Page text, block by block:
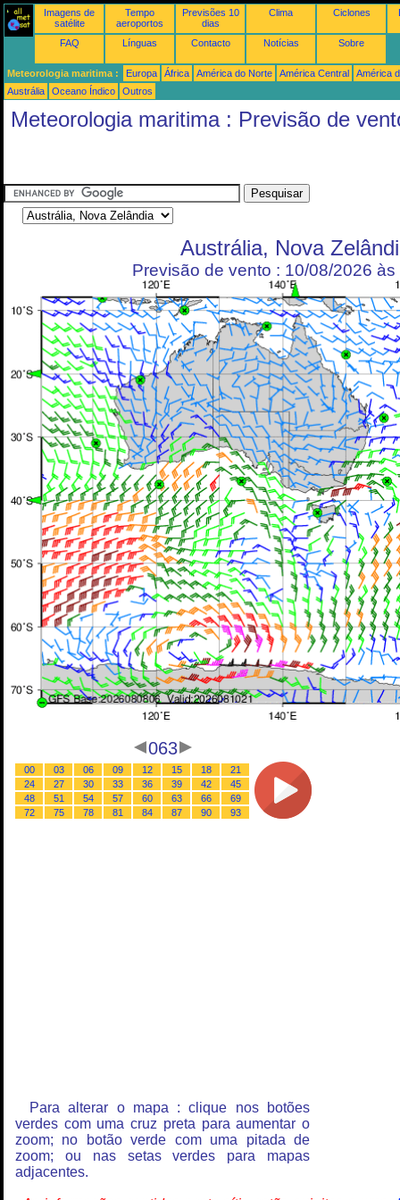
Imagens de
satélite
Tempo
aeroportos
Previsões 10
dias
Clima Ciclones
FAQ Línguas Contacto Notícias Sobre
Meteorologia maritima : Europa África América do Norte América Central
América
Austrália
Oceano Índico Outros
Meteorologia maritima : Previsão de
Austrália, Nova
Previsão de vento : 10/08/2026 às
063
00 03 06 09 12 15 18
21
24
27 30 33 36 39 42
45
48
51 54 57 60 63 66
69
72
75 78 81 84 87 90 93
Para alterar o mapa : clique nos botões
verdes com uma cruz preta para aumentar o
zoom; no botão verde com uma pitada de
zoom; ou nas setas verdes para mapas
adjacentes.